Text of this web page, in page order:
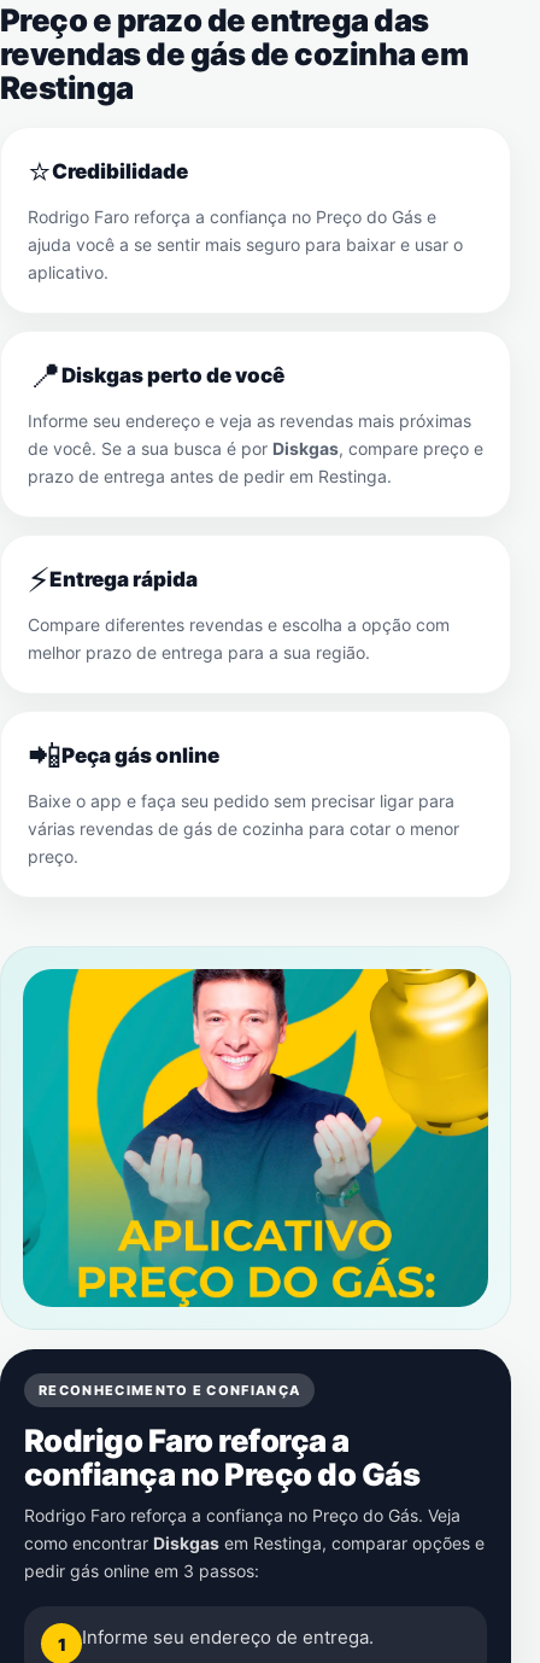
Preço e prazo de entrega das
revendas de gás de cozinha em
Restinga
⭐Credibilidade
Rodrigo Faro reforça a confiança no Preço do Gás e
ajuda você a se sentir mais seguro para baixar e usar o
aplicativo.
📍Diskgas perto de você
Informe seu endereço e veja as revendas mais próximas
de você. Se a sua busca é por Diskgas, compare preço e
prazo de entrega antes de pedir em Restinga.
⚡Entrega rápida
Compare diferentes revendas e escolha a opção com
melhor prazo de entrega para a sua região.
📲Peça gás online
Baixe o app e faça seu pedido sem precisar ligar para
várias revendas de gás de cozinha para cotar o menor
preço.
RECONHECIMENTO E CONFIANÇA
Rodrigo Faro reforça a
confiança no Preço do Gás
Rodrigo Faro reforça a confiança no Preço do Gás. Veja
como encontrar Diskgas em Restinga, comparar opções e
pedir gás online em 3 passos:
1 Informe seu endereço de entrega.